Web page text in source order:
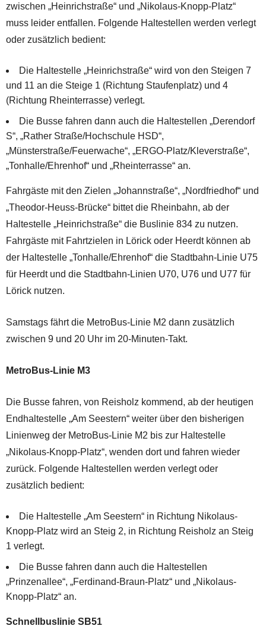
zwischen „Heinrichstraße“ und „Nikolaus-Knopp-Platz“
muss leider entfallen. Folgende Haltestellen werden verlegt
oder zusätzlich bedient:
Die Haltestelle „Heinrichstraße“ wird von den Steigen 7
und 11 an die Steige 1 (Richtung Staufenplatz) und 4
(Richtung Rheinterrasse) verlegt.
Die Busse fahren dann auch die Haltestellen „Derendorf
S“, „Rather Straße/Hochschule HSD“,
„Münsterstraße/Feuerwache“, „ERGO-Platz/Kleverstraße“,
„Tonhalle/Ehrenhof“ und „Rheinterrasse“ an.
Fahrgäste mit den Zielen „Johannstraße“, „Nordfriedhof“ und
„Theodor-Heuss-Brücke“ bittet die Rheinbahn, ab der
Haltestelle „Heinrichstraße“ die Buslinie 834 zu nutzen.
Fahrgäste mit Fahrtzielen in Lörick oder Heerdt können ab
der Haltestelle „Tonhalle/Ehrenhof“ die Stadtbahn-Linie U75
für Heerdt und die Stadtbahn-Linien U70, U76 und U77 für
Lörick nutzen.
Samstags fährt die MetroBus-Linie M2 dann zusätzlich
zwischen 9 und 20 Uhr im 20-Minuten-Takt.
MetroBus-Linie M3
Die Busse fahren, von Reisholz kommend, ab der heutigen
Endhaltestelle „Am Seestern“ weiter über den bisherigen
Linienweg der MetroBus-Linie M2 bis zur Haltestelle
„Nikolaus-Knopp-Platz“, wenden dort und fahren wieder
zurück. Folgende Haltestellen werden verlegt oder
zusätzlich bedient:
Die Haltestelle „Am Seestern“ in Richtung Nikolaus-
Knopp-Platz wird an Steig 2, in Richtung Reisholz an Steig
1 verlegt.
Die Busse fahren dann auch die Haltestellen
„Prinzenallee“, „Ferdinand-Braun-Platz“ und „Nikolaus-
Knopp-Platz“ an.
Schnellbuslinie SB51